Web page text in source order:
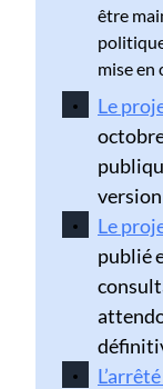
être
mise
Le
Le
publié